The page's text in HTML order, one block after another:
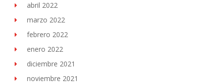
abril 2022
marzo 2022
febrero 2022
enero 2022
diciembre 2021
noviembre 2021